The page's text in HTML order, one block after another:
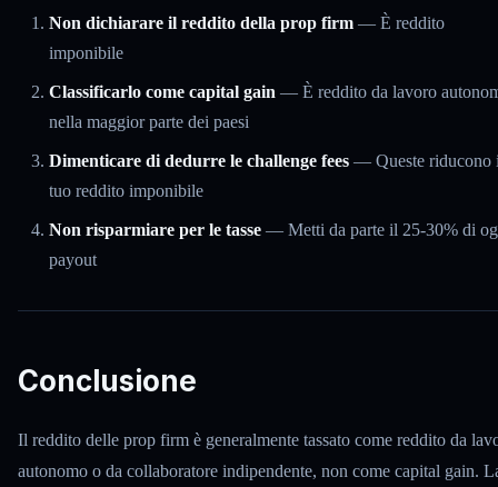
Non dichiarare il reddito della prop firm — È reddito
imponibile
Classificarlo come capital gain — È reddito da lavoro
nella maggior parte dei paesi
Dimenticare di dedurre le challenge fees — Queste riducono
tuo reddito imponibile
Non risparmiare per le tasse — Metti da parte il 25-30% di
payout
Conclusione
Il reddito delle prop firm è generalmente tassato come reddito da
autonomo o da collaboratore indipendente, non come capital gain.